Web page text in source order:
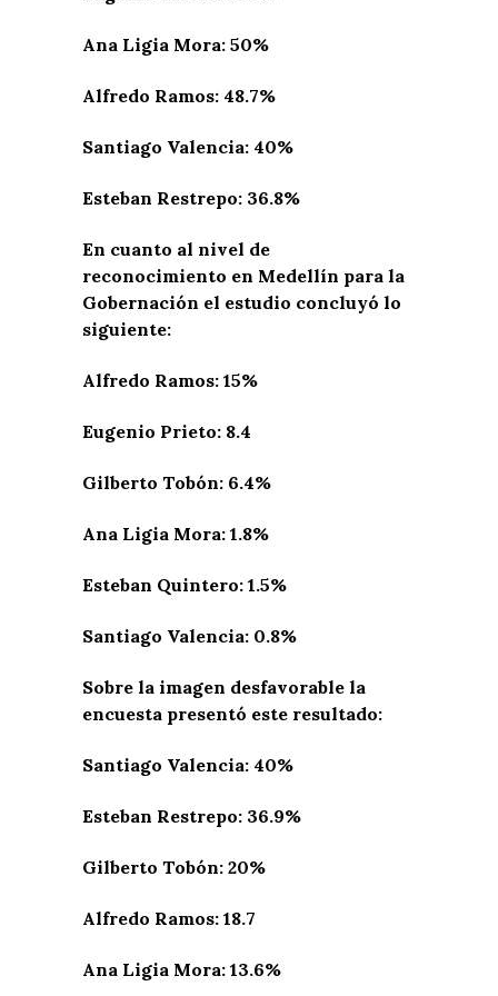
Ana Ligia Mora: 50%
Alfredo Ramos: 48.7%
Santiago Valencia: 40%
Esteban Restrepo: 36.8%
En cuanto al nivel de
reconocimiento en Medellín para la
Gobernación el estudio concluyó lo
siguiente:
Alfredo Ramos: 15%
Eugenio Prieto: 8.4
Gilberto Tobón: 6.4%
Ana Ligia Mora: 1.8%
Esteban Quintero: 1.5%
Santiago Valencia: 0.8%
Sobre la imagen desfavorable la
encuesta presentó este resultado:
Santiago Valencia: 40%
Esteban Restrepo: 36.9%
Gilberto Tobón: 20%
Alfredo Ramos: 18.7
Ana Ligia Mora: 13.6%